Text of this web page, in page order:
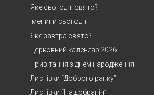
Яке сьогодні свято?
Іменини сьогодні
Яке завтра свято?
Церковний календар 2026
Привітання з днем народження
Листівки “Доброго ранку”
Листівки “На добраніч”